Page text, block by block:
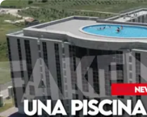
Editoriali
VIDEO
Ambiente
Cronaca